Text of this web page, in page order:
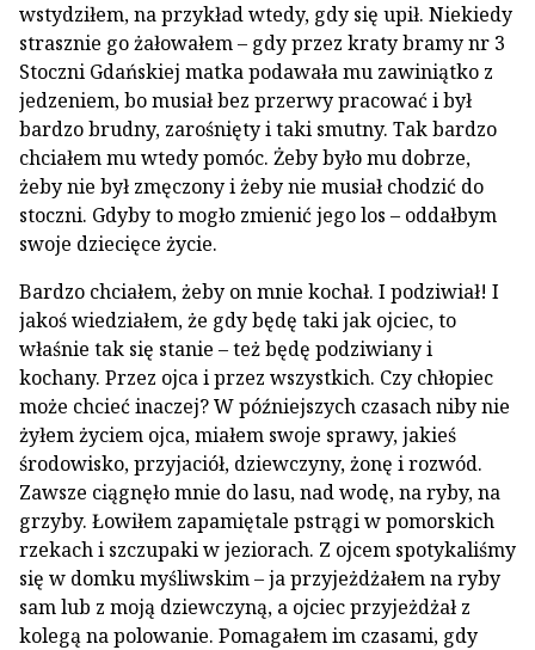
wstydziłem, na przykład wtedy, gdy się upił. Niekiedy
strasznie go żałowałem – gdy przez kraty bramy nr 3
Stoczni Gdańskiej matka podawała mu zawiniątko z
jedzeniem, bo musiał bez przerwy pracować i był
bardzo brudny, zarośnięty i taki smutny. Tak bardzo
chciałem mu wtedy pomóc. Żeby było mu dobrze,
żeby nie był zmęczony i żeby nie musiał chodzić do
stoczni. Gdyby to mogło zmienić jego los – oddałbym
swoje dziecięce życie.
Bardzo chciałem, żeby on mnie kochał. I podziwiał! I
jakoś wiedziałem, że gdy będę taki jak ojciec, to
właśnie tak się stanie – też będę podziwiany i
kochany. Przez ojca i przez wszystkich. Czy chłopiec
może chcieć inaczej? W późniejszych czasach niby nie
żyłem życiem ojca, miałem swoje sprawy, jakieś
środowisko, przyjaciół, dziewczyny, żonę i rozwód.
Zawsze ciągnęło mnie do lasu, nad wodę, na ryby, na
grzyby. Łowiłem zapamiętale pstrągi w pomorskich
rzekach i szczupaki w jeziorach. Z ojcem spotykaliśmy
się w domku myśliwskim – ja przyjeżdżałem na ryby
sam lub z moją dziewczyną, a ojciec przyjeżdżał z
kolegą na polowanie. Pomagałem im czasami, gdy